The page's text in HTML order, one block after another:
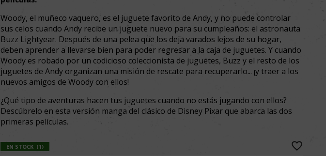
Woody, el muñeco vaquero, es el juguete favorito de Andy, y no puede controlar
sus celos cuando Andy recibe un juguete nuevo para su cumpleaños: el astronauta
Buzz Lightyear. Después de una pelea que los deja varados lejos de su hogar,
deben aprender a llevarse bien para poder regresar a la caja de juguetes. Y cuando
Woody es robado por un codicioso coleccionista de juguetes, Buzz y el resto de los
juguetes de Andy organizan una misión de rescate para recuperarlo... ¡y traer a los
nuevos amigos de Woody con ellos!
¿Qué tipo de aventuras hacen tus juguetes cuando no estás jugando con ellos?
Descúbrelo en esta versión manga del clásico de Disney Pixar que abarca las dos
primeras películas.
EN STOCK (1)